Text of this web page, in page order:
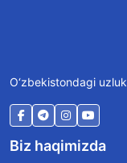
O‘zbekistondagi
Biz haqimizda